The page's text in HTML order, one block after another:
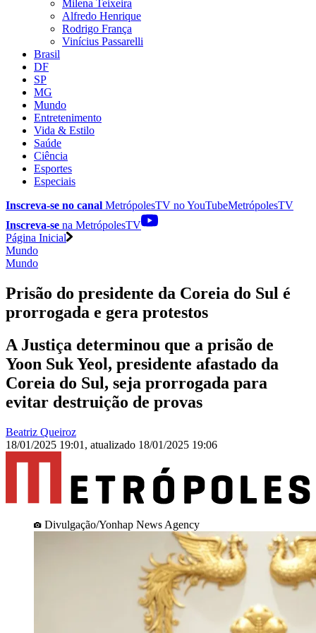
Milena Teixeira
Alfredo Henrique
Rodrigo França
Vinícius Passarelli
Brasil
DF
SP
MG
Mundo
Entretenimento
Vida & Estilo
Saúde
Ciência
Esportes
Especiais
Inscreva-se no canal MetrópolesTV noYouTubeMetrópolesTV
Inscreva-se na MetrópolesTV
Página Inicial
Mundo
Mundo
Prisão do presidente da Coreia do Sul é
prorrogada e gera protestos
A Justiça determinou que a prisão de
Yoon Suk Yeol, presidente afastado da
Coreia do Sul, seja prorrogada para
evitar destruição de provas
Beatriz Queiroz
18/01/2025 19:01 , atualizado 18/01/2025 19:06
Divulgação/Yonhap News Agency